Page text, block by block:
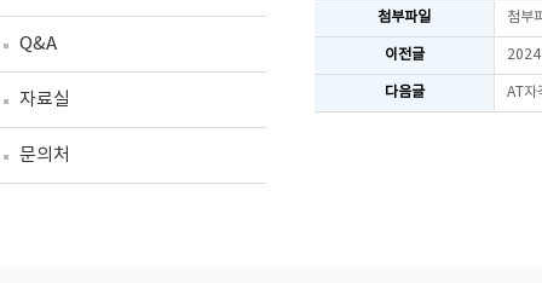
Q&A
자료실
문의처
첨부파일 첨부
이전글 2024
다음글 AT자